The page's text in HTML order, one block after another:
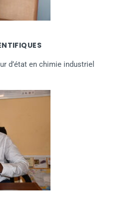
d’état en chimie industriel